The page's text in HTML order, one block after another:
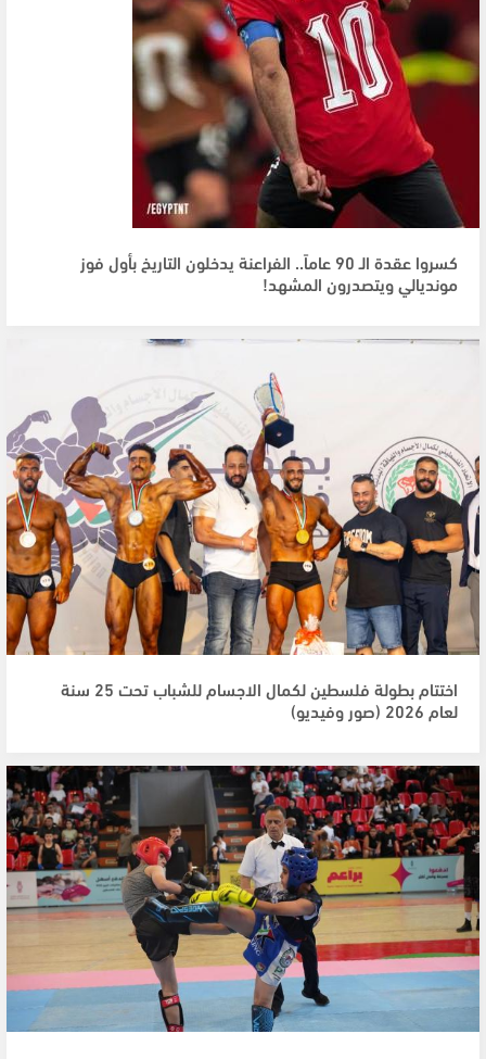
كسروا عقدة الـ 90 عاماً.. الفراعنة يدخلون التاريخ بأول فوز
مونديالي ويتصدرون المشهد!
اختتام بطولة فلسطين لكمال الاجسام للشباب تحت 25 سنة
لعام 2026 (صور وفيديو)